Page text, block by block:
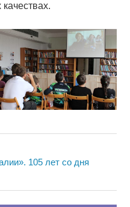
105 лет со дня